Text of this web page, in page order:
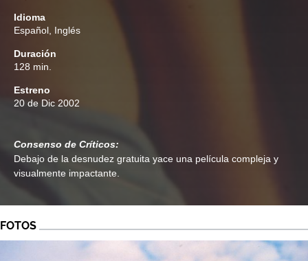
Idioma
Español, Inglés
Duración
128 min.
Estreno
20 de Dic 2002
Consenso de Críticos:
Debajo de la desnudez gratuita yace una película compleja y
visualmente impactante.
FOTOS